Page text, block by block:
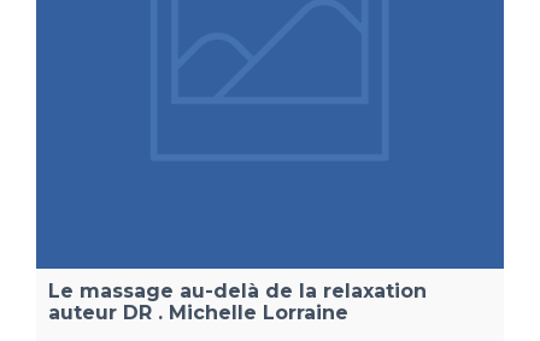
Le massage au-delà de la relaxation
auteur DR . Michelle Lorraine